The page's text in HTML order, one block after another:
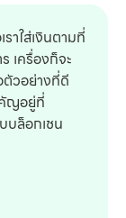
าใส่เงินตามที่
เครื่องก็จะ
ตัวอย่างที่ดี
ญอยู่ที่
ล็อกเชน